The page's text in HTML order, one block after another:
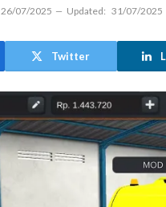
26/07/2025 Updated: 31/07/2025
Twitter